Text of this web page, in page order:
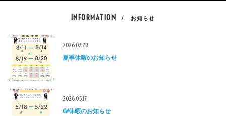
INFORMATION / お知らせ
2026.07.28
夏季休暇のお知らせ
2026.05.17
GW休暇のお知らせ